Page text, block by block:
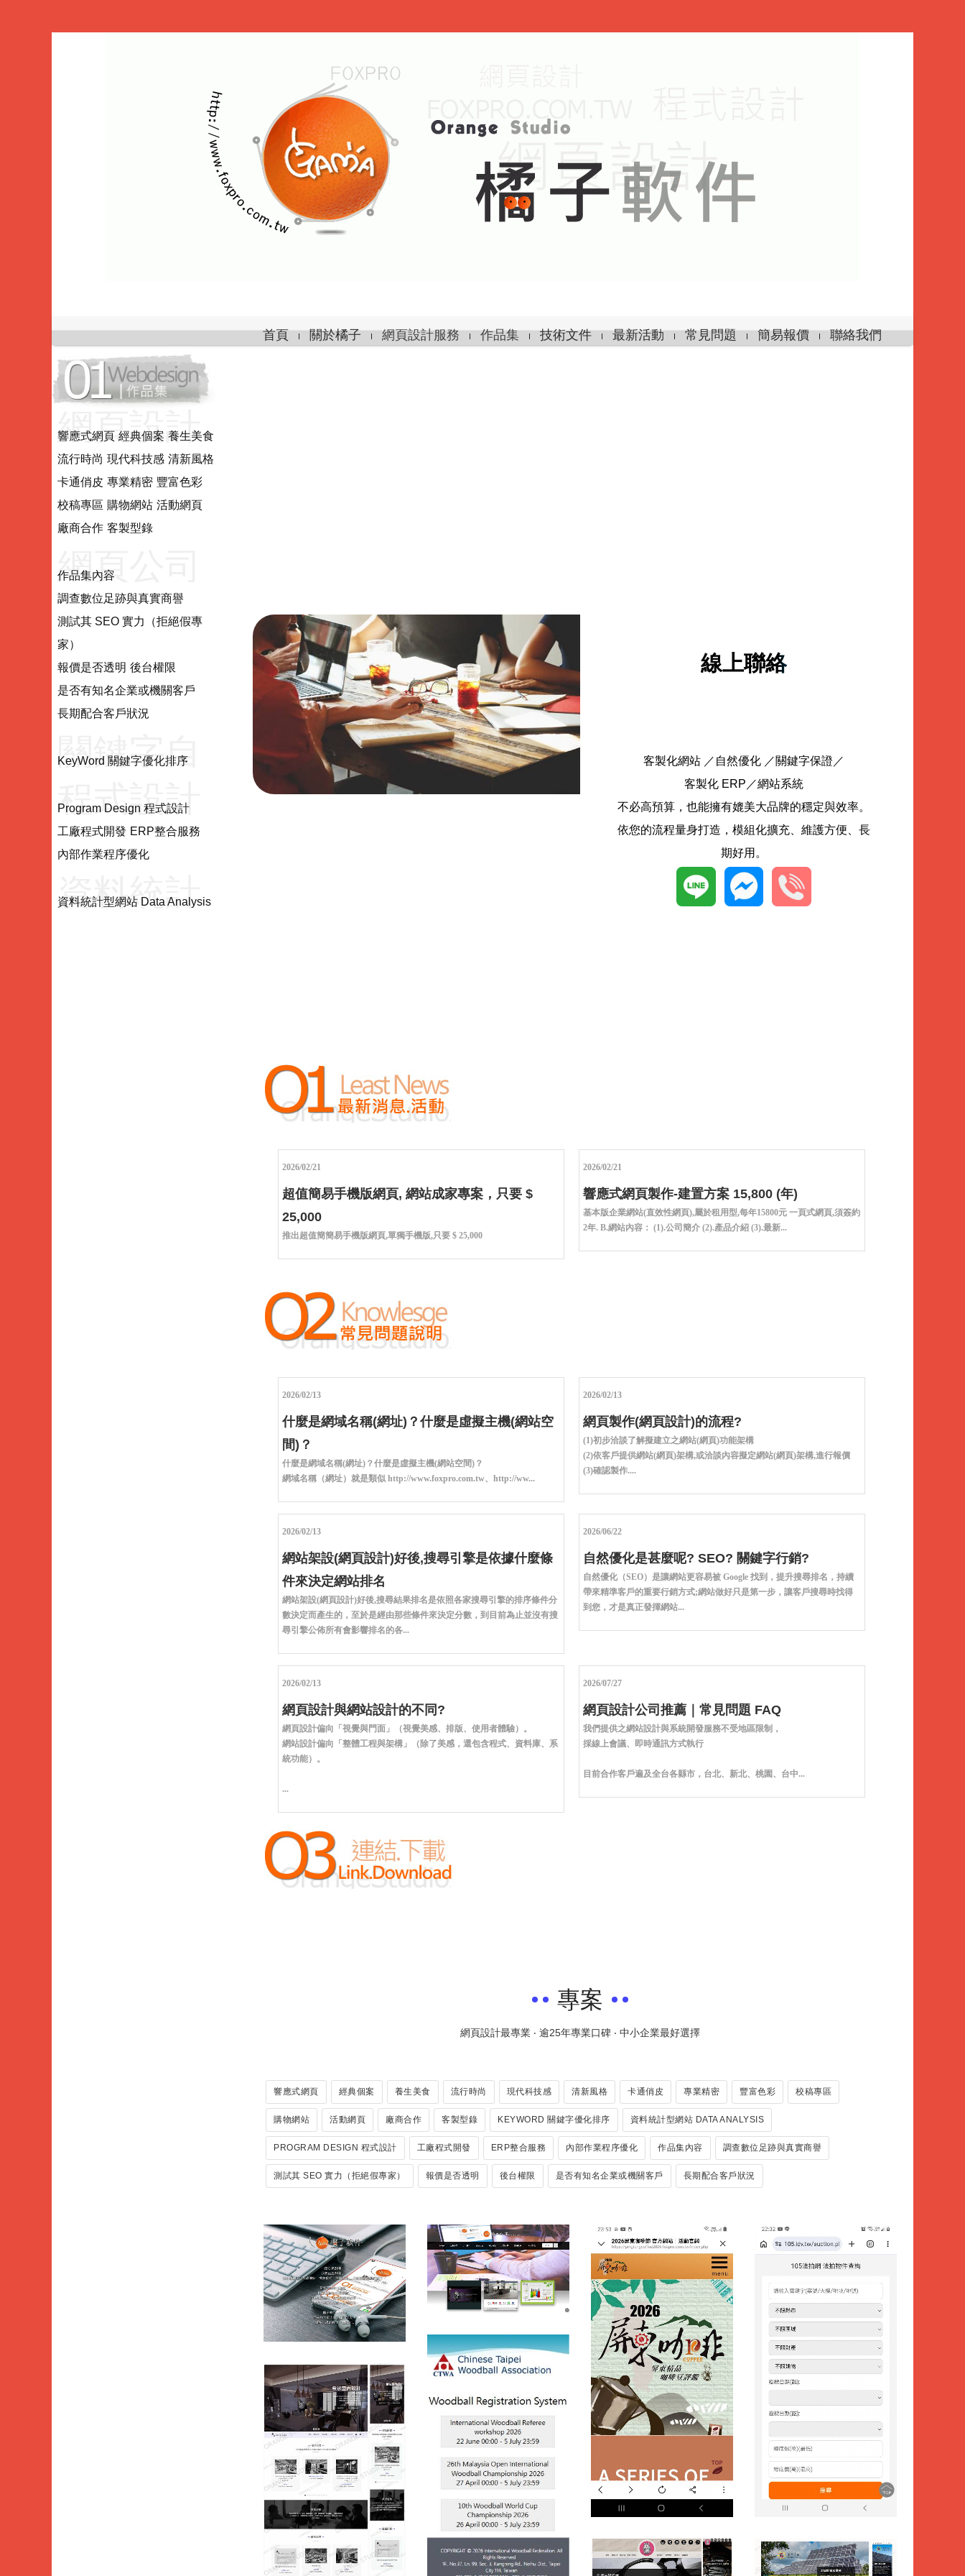
首頁 關於橘子 網頁設計服務 作品集 技術文件 最新活動 常見問題 簡易報價 聯絡我們
網頁設計.
網站製作.
網站系統
響應式網頁 經典個案 養生美食
流行時尚 現代科技感 清新風格
卡通俏皮 專業精密 豐富色彩
校稿專區 購物網站 活動網頁
廠商合作 客製型錄
網頁公司
推薦評估
項目
作品集內容
調查數位足跡與真實商譽
測試其 SEO 實力（拒絕假專
家）
報價是否透明 後台權限
是否有知名企業或機關客戶
長期配合客戶狀況
關鍵字自
然優化
KeyWord
KeyWord 關鍵字優化排序
程式設計
Program
Design
Program Design 程式設計
工廠程式開發 ERP整合服務
內部作業程序優化
資料統計
資料統計型網站 Data Analysis
線上聯絡
客製化網站 ／自然優化 ／關鍵字保證／
客製化 ERP／網站系統
不必高預算，也能擁有媲美大品牌的穩定與效率。
依您的流程量身打造，模組化擴充、維護方便、長
期好用。
2026/02/21
超值簡易手機版網頁, 網站成家專案，只要 $
25,000
推出超值簡簡易手機版網頁,單獨手機版,只要 $ 25,000
2026/02/21
響應式網頁製作-建置方案 15,800 (年)
基本版企業網站(直效性網頁),屬於租用型,每年15800元 一頁式網頁,須簽約
2年. B.網站內容： (1).公司簡介 (2).產品介紹 (3).最新...
2026/02/13
什麼是網域名稱(網址)？什麼是虛擬主機(網站空
間)？
什麼是網域名稱(網址)？什麼是虛擬主機(網站空間)？
網域名稱（網址）就是類似 http://www.foxpro.com.tw、http://ww...
2026/02/13
網頁製作(網頁設計)的流程?
(1)初步洽談了解擬建立之網站(網頁)功能架構
(2)依客戶提供網站(網頁)架構,或洽談內容擬定網站(網頁)架構,進行報價
(3)確認製作....
2026/02/13
網站架設(網頁設計)好後,搜尋引擎是依據什麼條
件來決定網站排名
網站架設(網頁設計)好後,搜尋結果排名是依照各家搜尋引擎的排序條件分
數決定而產生的，至於是經由那些條件來決定分數，到目前為止並沒有搜
尋引擎公佈所有會影響排名的各...
2026/06/22
自然優化是甚麼呢? SEO? 關鍵字行銷?
自然優化（SEO）是讓網站更容易被 Google 找到，提升搜尋排名，持續
帶來精準客戶的重要行銷方式;網站做好只是第一步，讓客戶搜尋時找得
到您，才是真正發揮網站...
2026/02/13
網頁設計與網站設計的不同?
網頁設計偏向「視覺與門面」（視覺美感、排版、使用者體驗）。
網站設計偏向「整體工程與架構」（除了美感，還包含程式、資料庫、系
統功能）。
...
2026/07/27
網頁設計公司推薦｜常見問題 FAQ
我們提供之網站設計與系統開發服務不受地區限制，
採線上會議、即時通訊方式執行
目前合作客戶遍及全台各縣市，台北、新北、桃園、台中...
專案
網頁設計最專業 ‧ 逾25年專業口碑 ‧ 中小企業最好選擇
響應式網頁 經典個案 養生美食 流行時尚 現代科技感 清新風格 卡通俏皮 專業精密 豐富色彩 校稿專區
購物網站 活動網頁 廠商合作 客製型錄 KEYWORD 關鍵字優化排序 資料統計型網站 DATA ANALYSIS
PROGRAM DESIGN 程式設計 工廠程式開發 ERP整合服務 內部作業程序優化 作品集內容 調查數位足跡與真實商譽
測試其 SEO 實力（拒絕假專家） 報價是否透明 後台權限 是否有知名企業或機關客戶 長期配合客戶狀況